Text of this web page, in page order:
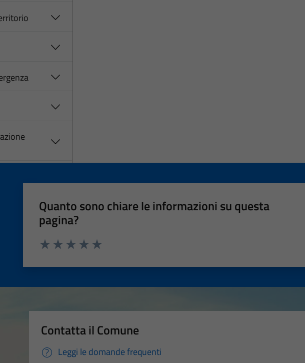
Quanto sono chiare le informazioni su questa
pagina?
Contatta il Comune
Leggi le domande frequenti